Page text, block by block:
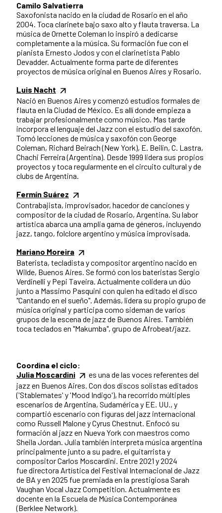
Camilo Salvatierra
Saxofonista nacido en la ciudad de Rosario en el año
2004. Toca clarinete bajo saxo alto y flauta traversa. La
música de Ornette Coleman lo inspiró a dedicarse
completamente a la música. Su formación fue con el
pianista Ernesto Jodos y con el clarinetista Pablo
Devadder. Actualmente forma parte de diferentes
proyectos de música original en Buenos Aires y Rosario.
Luis Nacht
Nació en Buenos Aires y comenzó estudios formales de
flauta en la Ciudad de México. Es allí donde empieza a
trabajar profesionalmente como músico. Mas tarde
incorpora el lenguaje del Jazz con el estudio del saxofón.
Tomó lecciones de música y saxofón con George
Coleman, Richard Beirach (New York), E. Beilin, C. Lastra,
Chachi Ferreira (Argentina). Desde 1999 lidera sus propios
proyectos y toca regularmente en el circuito cultural y de
clubs de Argentina.
Fermín Suárez
Contrabajista, improvisador, hacedor de canciones y
compositor de la ciudad de Rosario, Argentina. Su labor
artística abarca una amplia gama de géneros, incluyendo
jazz, tango, folclore argentino y música improvisada.
Mariano Moreira
Baterista, tecladista y compositor argentino nacido en
Wilde, Buenos Aires. Se formó con los bateristas Sergio
Verdinelli y Pepi Taveira. Actualmente colidera un dúo
junto a Massimo Pasquini con quien ha editado el disco
"Cantando en el sueño". Además, lidera su propio grupo de
música original y participa como sideman de varios
grupos de la escena de jazz de Buenos Aires. También
toca teclados en "Makumba", grupo de Afrobeat/jazz.
Coordina el ciclo:
Julia Moscardini
es una de las voces referentes del
jazz en Buenos Aires. Con dos discos solistas editados
('Stablemates' y 'Mood Indigo'), ha recorrido múltiples
escenarios de Argentina, Sudamérica y EE. UU., y
compartió escenario con figuras del jazz internacional
como Russell Malone y Cyrus Chestnut. Enfocó su
formación al jazz en Nueva York con maestros como
Sheila Jordan. Julia también interpreta música argentina
principalmente junto a su padre, el guitarrista y
compositor Carlos Moscardini. Entre 2021 y 2024
fue directora Artística del Festival Internacional de Jazz
de BA y en 2025 fue premiada en la prestigiosa Sarah
Vaughan Vocal Jazz Competition. Actualmente es
docente en la Escuela de Música Contemporánea
(Berklee Network).